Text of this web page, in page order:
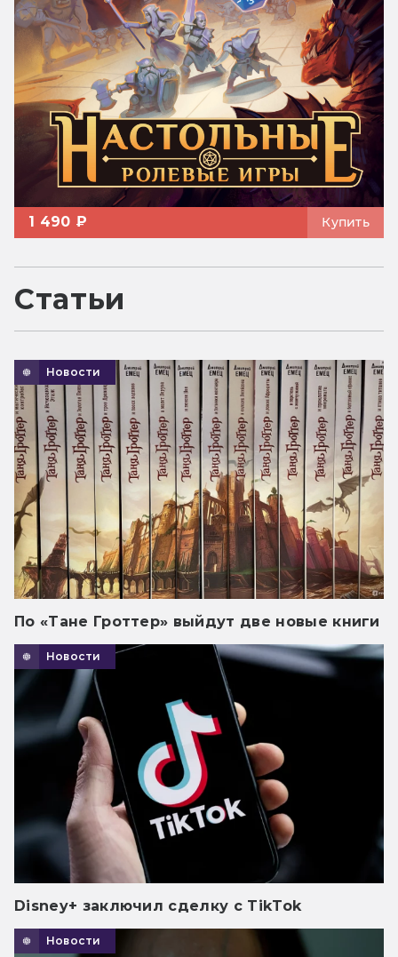
1 490 ₽ Купить
Статьи
Новости
По «Тане Гроттер» выйдут две новые книги
Новости
Disney+ заключил сделку с TikTok
Новости